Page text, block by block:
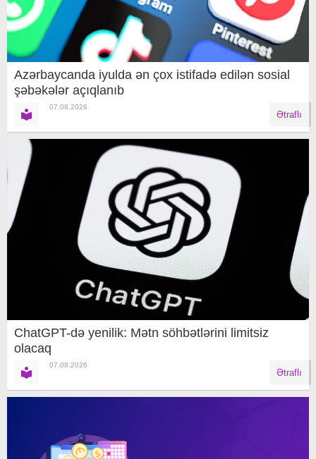
Azərbaycanda iyulda ən çox istifadə edilən sosial
şəbəkələr açıqlanıb
07.08.2026
Ətraflı
ChatGPT-də yenilik: Mətn söhbətlərini limitsiz
olacaq
07.08.2026
Ətraflı